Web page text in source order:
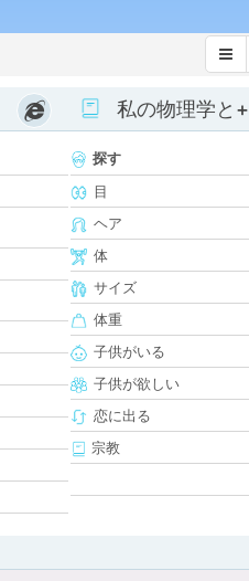
私の物理学と+
探す
目
ヘア
体
サイズ
体重
子供がいる
子供が欲しい
恋に出る
宗教